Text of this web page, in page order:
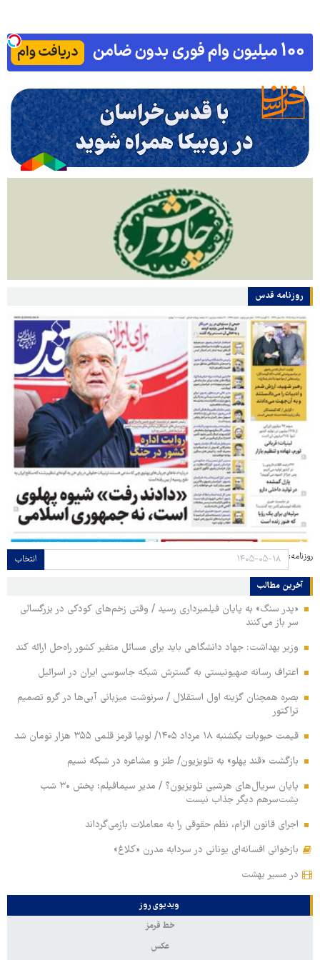
روزنامه قدس
روزنامه: انتخاب
آخرین مطالب
«پدر سنگ» به پایان فیلمبرداری رسید / وقتی زخم‌های کودکی در بزرگسالی
سر باز می‌کنند
وزیر بهداشت: جهاد دانشگاهی باید برای مسائل متغیر کشور راه‌حل ارائه کند
اعتراف رسانه صهیونیستی به گسترش شبکه جاسوسی ایران در اسرائیل
بصره همچنان گزینه اول استقلال / سرنوشت میزبانی آبی‌ها در گرو تصمیم
تراکتور
قیمت حبوبات یکشنبه ۱۸ مرداد ۱۴۰۵/ لوبیا قرمز قلمی ۳۵۵ هزار تومان شد
بازگشت «قند پهلو» به تلویزیون/ طنز و مشاعره در شبکه نسیم
پایان سریال‌های هرشبی تلویزیون؟ / مدیر سیمافیلم: پخش ۳۰ شب
پشت‌سرهم دیگر جذاب نیست
اجرای قانون الزام، نظم حقوقی را به معاملات بازمی‌گرداند
بازخوانی افسانه‌ای یونانی در سردابه مدرن «کلاغ»
در مسیر بهشت
ویدیوی روز
خط قرمز
عکس